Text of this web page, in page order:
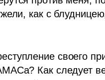
как с
своего
Как следует